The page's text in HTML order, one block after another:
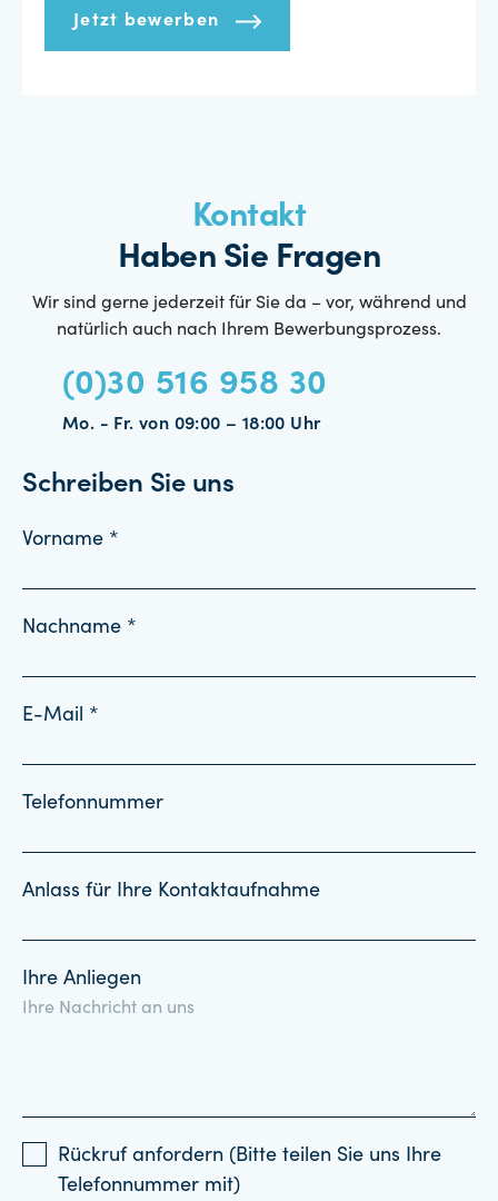
Jetzt bewerben
Kontakt
Haben Sie Fragen
Wir sind gerne jederzeit für Sie da – vor, während und
natürlich auch nach Ihrem Bewerbungsprozess.
(0)30 516 958 30
Mo. - Fr. von 09:00 – 18:00 Uhr
Schreiben Sie uns
Vorname *
Nachname *
E-Mail *
Telefonnummer
Anlass für Ihre Kontaktaufnahme
Ihre Anliegen
Rückruf anfordern (Bitte teilen Sie uns Ihre
Telefonnummer mit)